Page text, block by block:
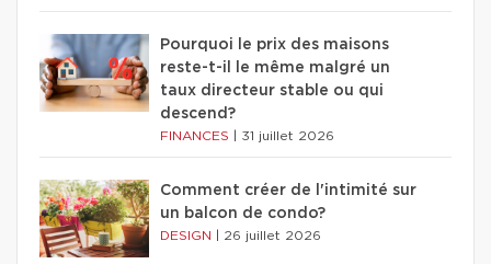
Pourquoi le prix des maisons
reste-t-il le même malgré un
taux directeur stable ou qui
descend?
FINANCES 31 juillet 2026
Comment créer de l'intimité sur
un balcon de condo?
DESIGN 26 juillet 2026